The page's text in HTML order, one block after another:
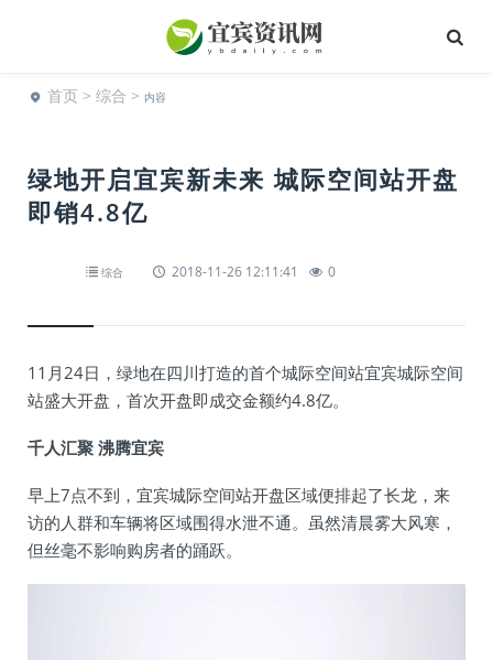
首页 > 综合 > 内容
绿地开启宜宾新未来 城际空间站开盘
即销4.8亿
综合 2018-11-26 12:11:41 0
11月24日，绿地在四川打造的首个城际空间站宜宾城际空间
站盛大开盘，首次开盘即成交金额约4.8亿。
千人汇聚 沸腾宜宾
早上7点不到，宜宾城际空间站开盘区域便排起了长龙，来
访的人群和车辆将区域围得水泄不通。虽然清晨雾大风寒，
但丝毫不影响购房者的踊跃。